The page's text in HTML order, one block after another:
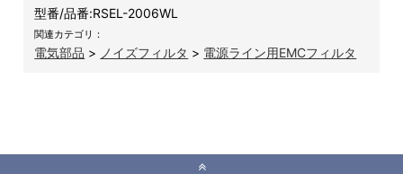
型番/品番:RSEL-2006WL
関連カテゴリ：
電気部品 > ノイズフィルタ > 電源ライン用EMCフィルタ